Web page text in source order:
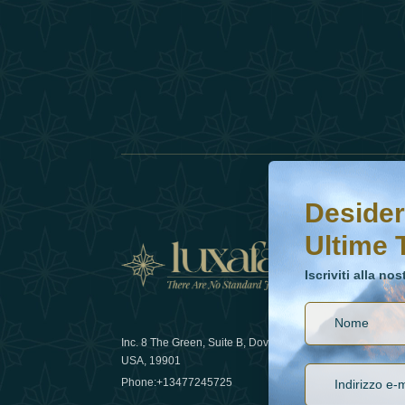
Inc. 8 The Green, Suite B, Dover, DE
USA, 19901
Phone:+13477245725
Come la
lusso nel
Desideri saperne di
Iscriviti alla nostra
Ultime
Iscriviti alla